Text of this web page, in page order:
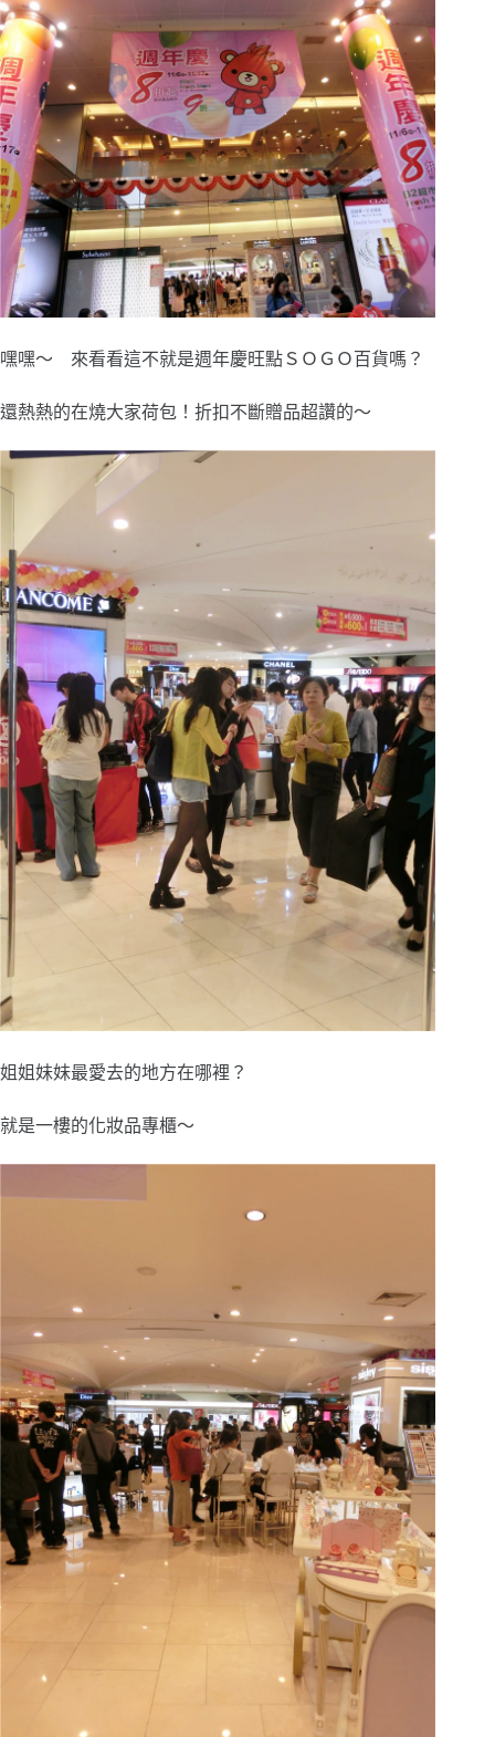
嘿嘿～ 來看看這不就是週年慶旺點ＳＯＧＯ百貨嗎？
還熱熱的在燒大家荷包！折扣不斷贈品超讚的～
姐姐妹妹最愛去的地方在哪裡？
就是一樓的化妝品專櫃～